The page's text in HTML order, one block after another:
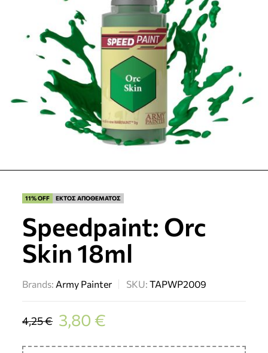
11% OFF ΕΚΤΟΣ ΑΠΟΘΕΜΑΤΟΣ
Speedpaint: Orc
Skin 18ml
Brands: Army Painter SKU:TAPWP2009
4,25€ 3,80€